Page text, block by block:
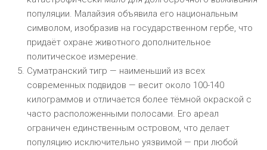
популяции. Малайзия объявила его национальным
символом, изобразив на государственном гербе, что
придаёт охране животного дополнительное
политическое измерение.
Суматранский тигр — наименьший из всех
современных подвидов — весит около 100-140
килограммов и отличается более тёмной окраской с
часто расположенными полосами. Его ареал
ограничен единственным островом, что делает
популяцию исключительно уязвимой — при любой